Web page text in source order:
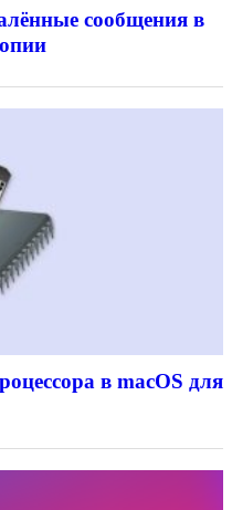
сообщения в
в macOS для